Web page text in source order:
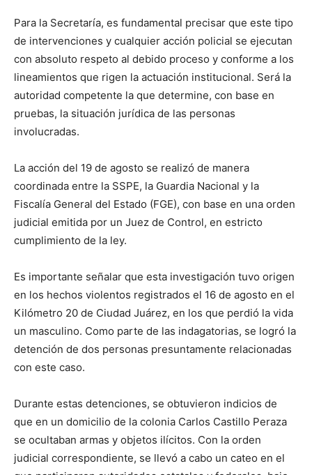
Para la Secretaría, es fundamental precisar que este tipo
de intervenciones y cualquier acción policial se ejecutan
con absoluto respeto al debido proceso y conforme a los
lineamientos que rigen la actuación institucional. Será la
autoridad competente la que determine, con base en
pruebas, la situación jurídica de las personas
involucradas.
La acción del 19 de agosto se realizó de manera
coordinada entre la SSPE, la Guardia Nacional y la
Fiscalía General del Estado (FGE), con base en una orden
judicial emitida por un Juez de Control, en estricto
cumplimiento de la ley.
Es importante señalar que esta investigación tuvo origen
en los hechos violentos registrados el 16 de agosto en el
Kilómetro 20 de Ciudad Juárez, en los que perdió la vida
un masculino. Como parte de las indagatorias, se logró la
detención de dos personas presuntamente relacionadas
con este caso.
Durante estas detenciones, se obtuvieron indicios de
que en un domicilio de la colonia Carlos Castillo Peraza
se ocultaban armas y objetos ilícitos. Con la orden
judicial correspondiente, se llevó a cabo un cateo en el